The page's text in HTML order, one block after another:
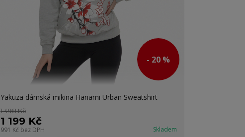
- 20 %
Yakuza dámská mikina Hanami Urban Sweatshirt
1 498 Kč
1 199 Kč
991 Kč bez DPH Skladem